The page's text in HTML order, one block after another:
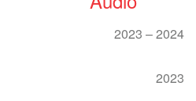
2023 – 2024
2023